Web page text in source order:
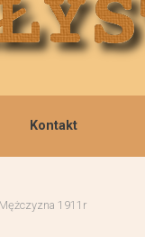
Kontakt
Mężczyzna 1911r